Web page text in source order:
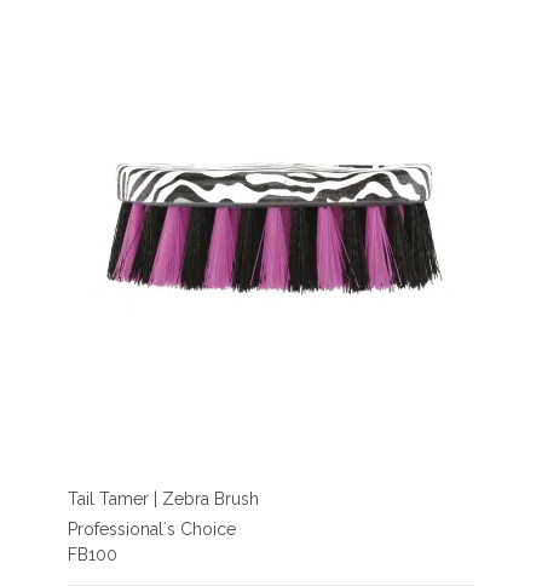
Tail Tamer | Zebra Brush
Professional´s Choice
FB100